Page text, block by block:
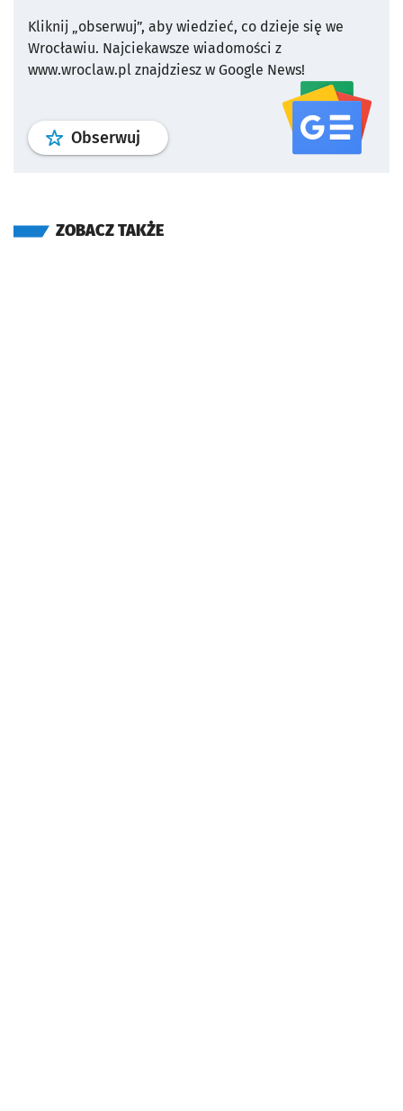
Kliknij „obserwuj”, aby wiedzieć, co dzieje się we
Wrocławiu. Najciekawsze wiadomości z
www.wroclaw.pl znajdziesz w Google News!
Obserwuj profil serwisu
ZOBACZ TAKŻE